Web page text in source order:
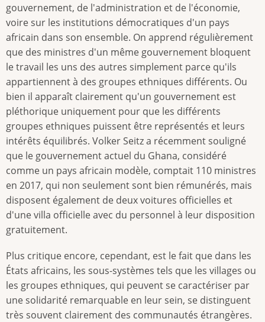
gouvernement, de l'administration et de l'économie,
voire sur les institutions démocratiques d'un pays
africain dans son ensemble. On apprend régulièrement
que des ministres d'un même gouvernement bloquent
le travail les uns des autres simplement parce qu'ils
appartiennent à des groupes ethniques différents. Ou
bien il apparaît clairement qu'un gouvernement est
pléthorique uniquement pour que les différents
groupes ethniques puissent être représentés et leurs
intérêts équilibrés. Volker Seitz a récemment souligné
que le gouvernement actuel du Ghana, considéré
comme un pays africain modèle, comptait 110 ministres
en 2017, qui non seulement sont bien rémunérés, mais
disposent également de deux voitures officielles et
d'une villa officielle avec du personnel à leur disposition
gratuitement.
Plus critique encore, cependant, est le fait que dans les
États africains, les sous-systèmes tels que les villages ou
les groupes ethniques, qui peuvent se caractériser par
une solidarité remarquable en leur sein, se distinguent
très souvent clairement des communautés étrangères.